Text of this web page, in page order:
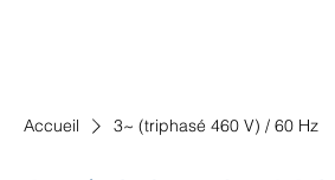
Accueil 3~ (triphasé 460 V) / 60 Hz